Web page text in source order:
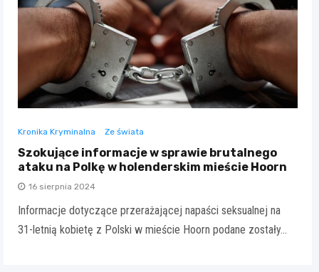
Kronika Kryminalna Ze świata
Szokujące informacje w sprawie brutalnego
ataku na Polkę w holenderskim mieście Hoorn
16 sierpnia 2024
Informacje dotyczące przerażającej napaści seksualnej na
31-letnią kobietę z Polski w mieście Hoorn podane zostały…